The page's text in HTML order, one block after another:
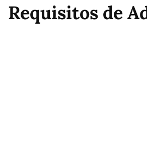
Requisitos de